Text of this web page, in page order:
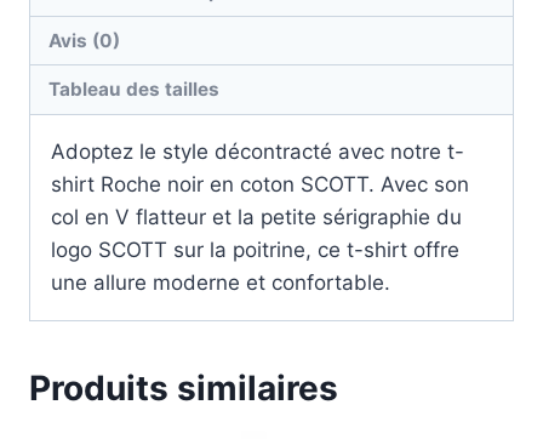
Avis (0)
Tableau des tailles
Adoptez le style décontracté avec notre t-
shirt Roche noir en coton SCOTT. Avec son
col en V flatteur et la petite sérigraphie du
logo SCOTT sur la poitrine, ce t-shirt offre
une allure moderne et confortable.
Produits similaires